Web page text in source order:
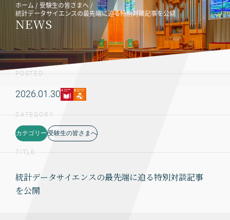
ホーム
受験生の皆さまへ
統計データサイエンスの最先端に迫る特別対談記事を公開
NEWS
POSTED
2026.01.30
CATEGORY
カテゴリー 受験生の皆さまへ
TITLE
統計データサイエンスの最先端に迫る特別対談記事
を公開